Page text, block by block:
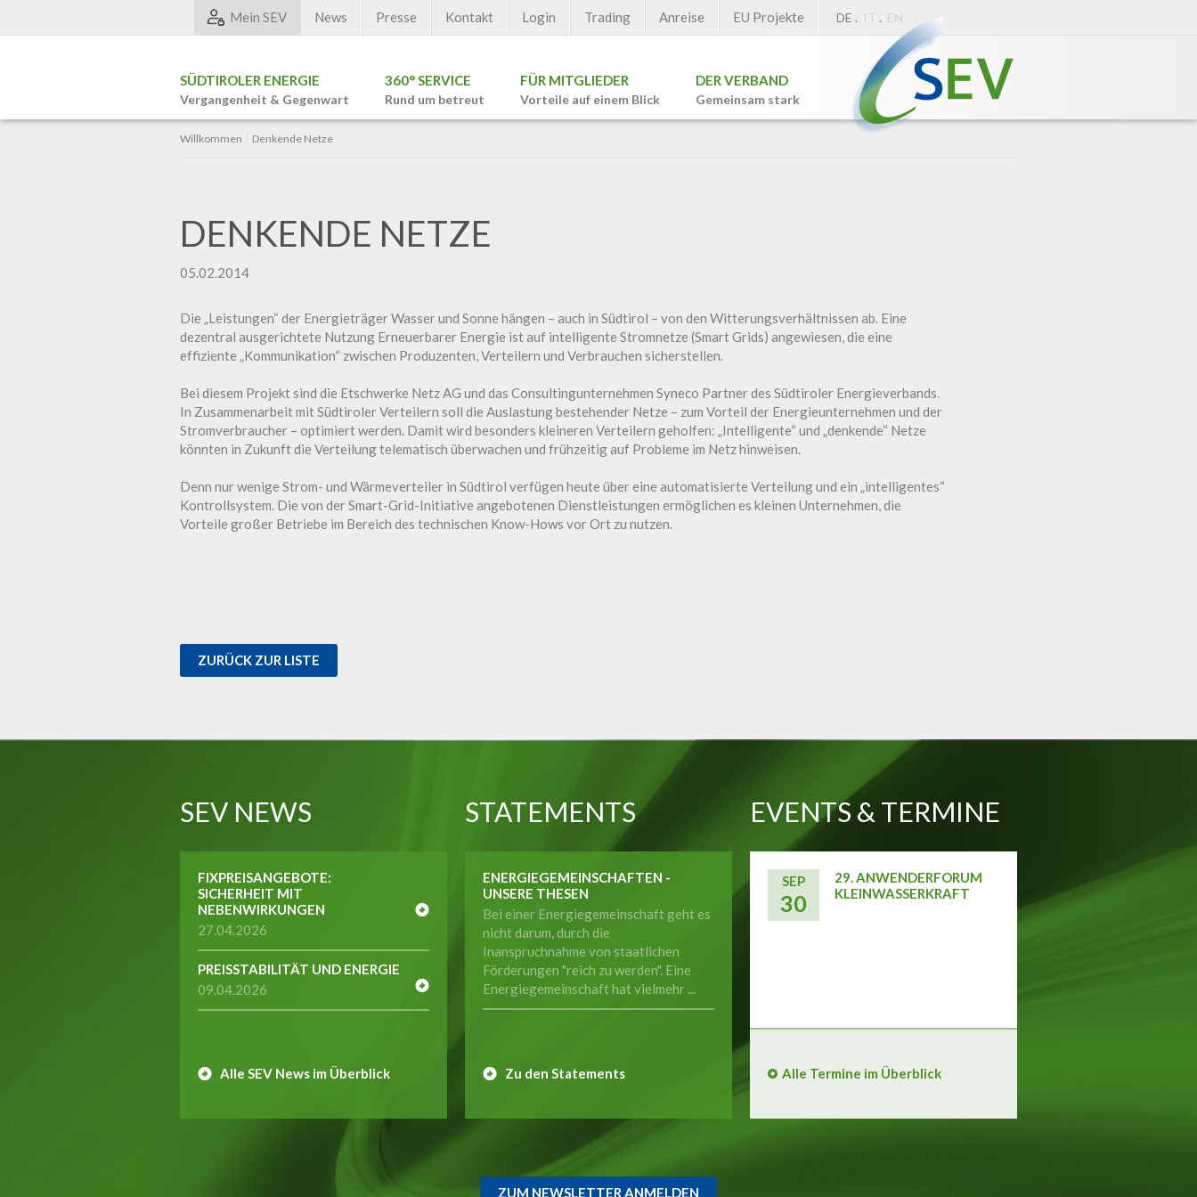
SÜDTIROLER ENERGIE
Vergangenheit & Gegenwart
360° SERVICE
Rund um betreut
FÜR MITGLIEDER
Vorteile auf einem Blick
DER VERBAND
Gemeinsam stark
Mein SEV News Presse Kontakt Login Trading Anreise EU Projekte DE . IT . EN
Willkommen Denkende Netze
DENKENDE NETZE
05.02.2014
Die „Leistungen“ der Energieträger Wasser und Sonne hängen – auch in Südtirol – von den Witterungsverhältnissen ab. Eine
dezentral ausgerichtete Nutzung Erneuerbarer Energie ist auf intelligente Stromnetze (Smart Grids) angewiesen, die eine
effiziente „Kommunikation“ zwischen Produzenten, Verteilern und Verbrauchen sicherstellen.
Bei diesem Projekt sind die Etschwerke Netz AG und das Consultingunternehmen Syneco Partner des Südtiroler Energieverbands.
In Zusammenarbeit mit Südtiroler Verteilern soll die Auslastung bestehender Netze – zum Vorteil der Energieunternehmen und der
Stromverbraucher – optimiert werden. Damit wird besonders kleineren Verteilern geholfen: „Intelligente“ und „denkende“ Netze
könnten in Zukunft die Verteilung telematisch überwachen und frühzeitig auf Probleme im Netz hinweisen.
Denn nur wenige Strom- und Wärmeverteiler in Südtirol verfügen heute über eine automatisierte Verteilung und ein „intelligentes“
Kontrollsystem. Die von der Smart-Grid-Initiative angebotenen Dienstleistungen ermöglichen es kleinen Unternehmen, die
Vorteile großer Betriebe im Bereich des technischen Know-Hows vor Ort zu nutzen.
ZURÜCK ZUR LISTE
SEV NEWS
FIXPREISANGEBOTE:
SICHERHEIT MIT
NEBENWIRKUNGEN
27.04.2026
PREISSTABILITÄT UND ENERGIE
09.04.2026
Alle SEV News im Überblick
STATEMENTS
ENERGIEGEMEINSCHAFTEN -
UNSERE THESEN
Bei einer Energiegemeinschaft geht es
nicht darum, durch die
Inanspruchnahme von staatlichen
Förderungen "reich zu werden". Eine
Energiegemeinschaft hat vielmehr ...
Zu den Statements
EVENTS & TERMINE
SEP
30
29. ANWENDERFORUM
KLEINWASSERKRAFT
Alle Termine im Überblick
ZUM NEWSLETTER ANMELDEN